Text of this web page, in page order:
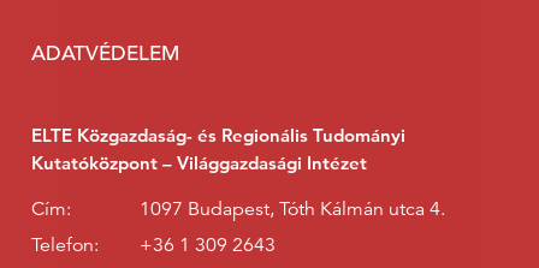
ADATVÉDELEM
ELTE Közgazdaság- és Regionális Tudományi
Kutatóközpont – Világgazdasági Intézet
Cím:
1097 Budapest, Tóth Kálmán utca 4.
Telefon:
+36 1 309 2643